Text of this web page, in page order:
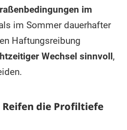
im
im Sommer dauerhafter
Haftungsreibung
Wechsel sinnvoll,
Reifen die Profiltiefe